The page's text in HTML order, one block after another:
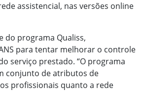
assistencial, nas versões online
do programa Qualiss,
para tentar melhorar o controle
serviço prestado. “O programa
conjunto de atributos de
profissionais quanto a rede